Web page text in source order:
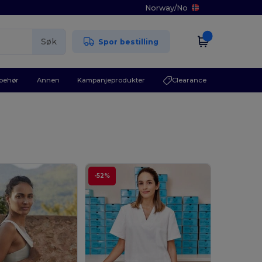
Norway/No
Søk Spor bestilling
Annen Kampanjeprodukter Clearance
-52%